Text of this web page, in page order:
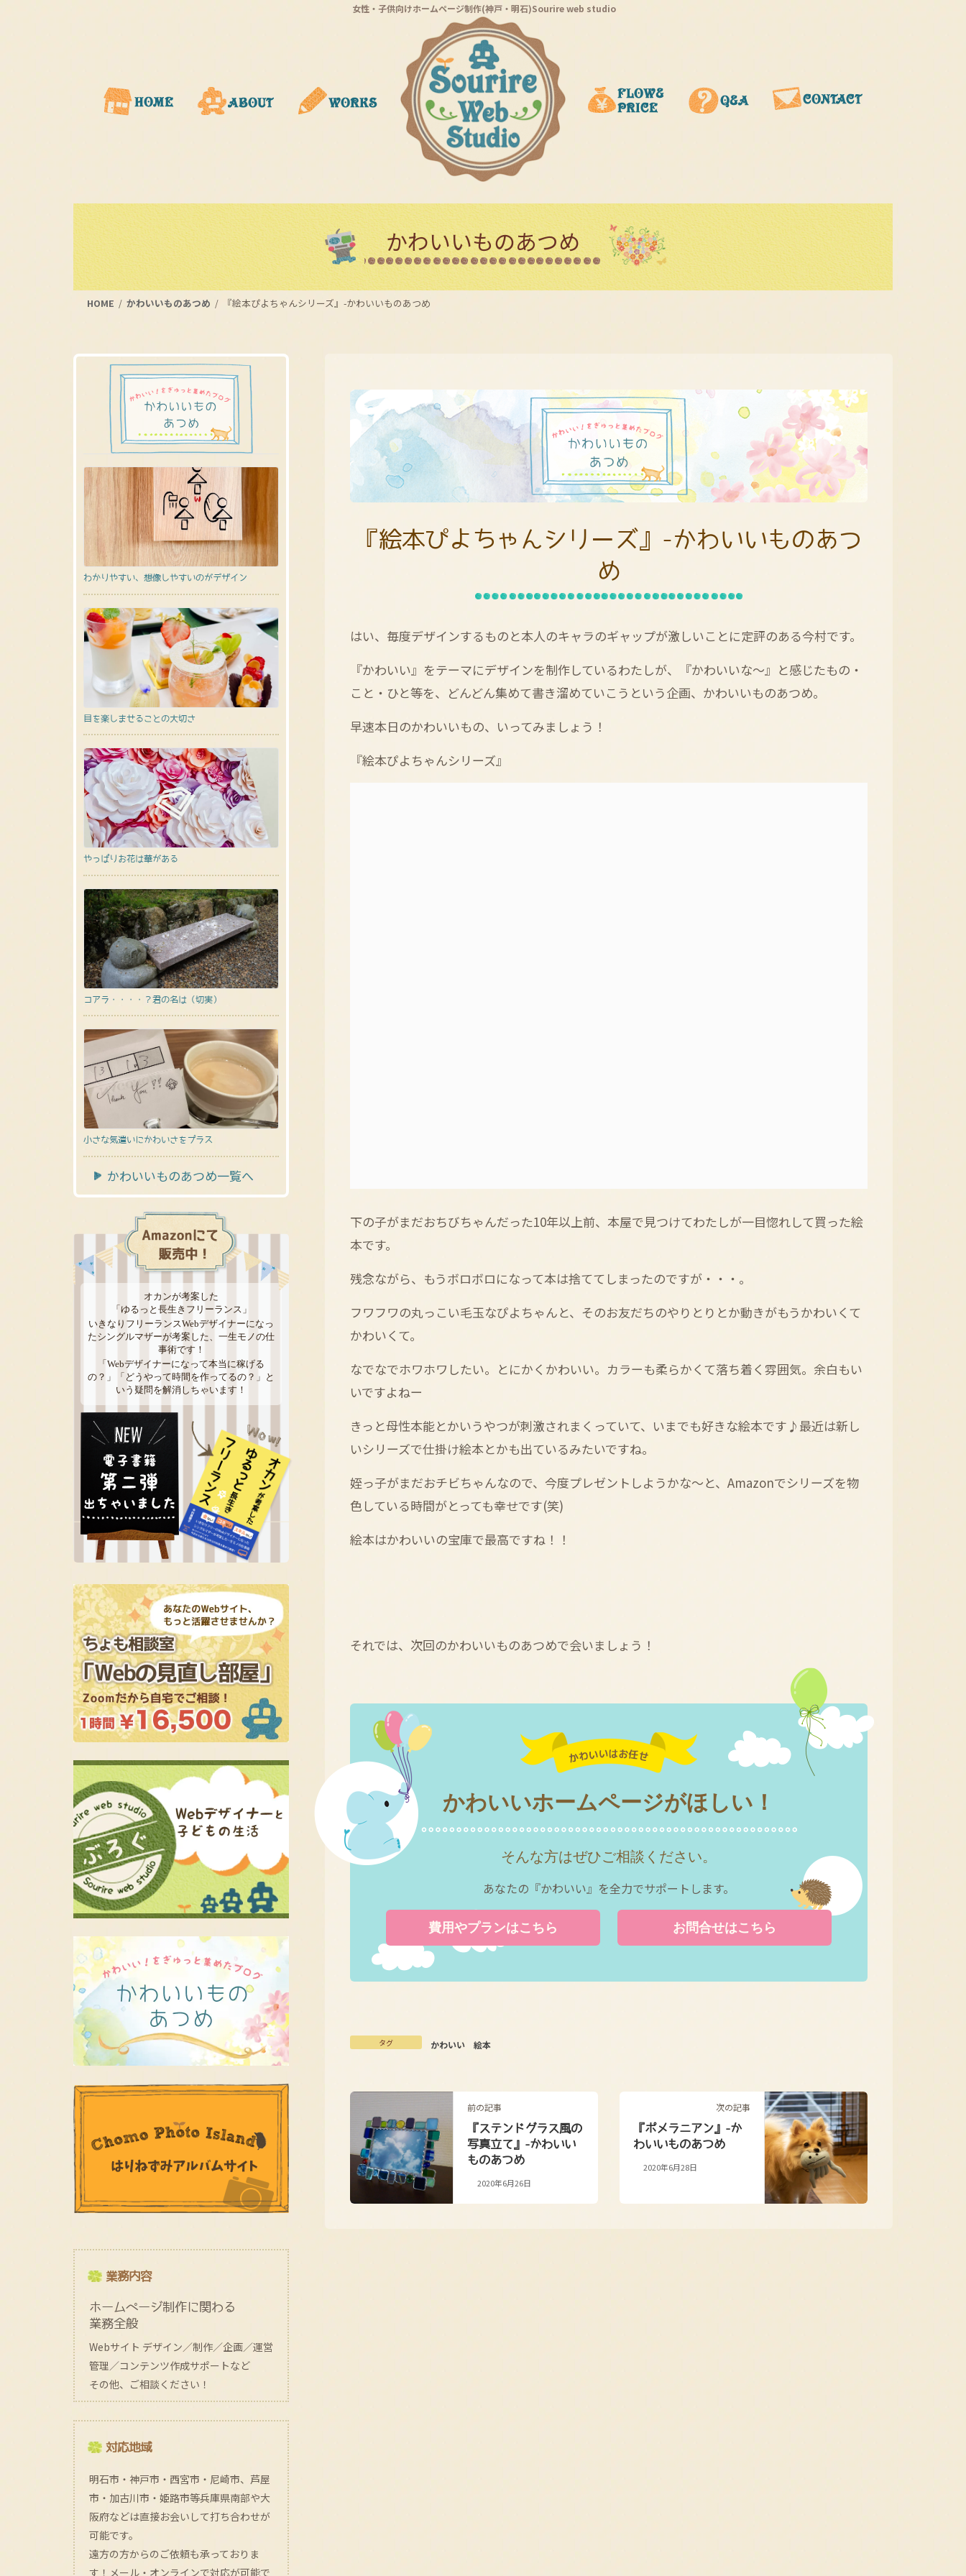
女性・子供向けホームページ制作(神戸・明石)Sourire web studio
かわいいものあつめ
HOME かわいいものあつめ 『絵本ぴよちゃんシリーズ』-かわいいものあつめ
『絵本ぴよちゃんシリーズ』-かわいいものあつ
め
はい、毎度デザインするものと本人のキャラのギャップが激しいことに定評のある今村です。
『かわいい』をテーマにデザインを制作しているわたしが、『かわいいな〜』と感じたもの・
こと・ひと等を、どんどん集めて書き溜めていこうという企画、かわいいものあつめ。
早速本日のかわいいもの、いってみましょう！
『絵本ぴよちゃんシリーズ』
下の子がまだおちびちゃんだった10年以上前、本屋で見つけてわたしが一目惚れして買った絵
本です。
残念ながら、もうボロボロになって本は捨ててしまったのですが・・・。
フワフワの丸っこい毛玉なぴよちゃんと、そのお友だちのやりとりとか動きがもうかわいくて
かわいくて。
なでなでホワホワしたい。とにかくかわいい。カラーも柔らかくて落ち着く雰囲気。余白もい
いですよねー
きっと母性本能とかいうやつが刺激されまくっていて、いまでも好きな絵本です♪最近は新し
いシリーズで仕掛け絵本とかも出ているみたいですね。
姪っ子がまだおチビちゃんなので、今度プレゼントしようかな〜と、Amazonでシリーズを物
色している時間がとっても幸せです(笑)
絵本はかわいいの宝庫で最高ですね！！
それでは、次回のかわいいものあつめで会いましょう！
かわいいホームページがほしい！
そんな方はぜひご相談ください。
あなたの『かわいい』を全力でサポートします。
費用やプランはこちら お問合せはこちら
タグ かわいい 絵本
前の記事
『ステンドグラス風の
写真立て』-かわいい
ものあつめ
2020年6月26日
次の記事
『ポメラニアン』-か
わいいものあつめ
2020年6月28日
わかりやすい、想像しやすいのがデザイン
目を楽しませることの大切さ
やっぱりお花は華がある
コアラ・・・・？君の名は（切実）
小さな気遣いにかわいさをプラス
かわいいものあつめ一覧へ
オカンが考案した
「ゆるっと長生きフリーランス」
いきなりフリーランスWebデザイナーになっ
たシングルマザーが考案した、一生モノの仕
事術です！
「Webデザイナーになって本当に稼げる
の？」「どうやって時間を作ってるの？」と
いう疑問を解消しちゃいます！
業務内容
ホームページ制作に関わる
業務全般
Webサイト デザイン／制作／企画／運営
管理／コンテンツ作成サポートなど
その他、ご相談ください！
対応地域
明石市・神戸市・西宮市・尼崎市、芦屋
市・加古川市・姫路市等兵庫県南部や大
阪府などは直接お会いして打ち合わせが
可能です。
遠方の方からのご依頼も承っておりま
す！メール・オンラインで対応が可能で